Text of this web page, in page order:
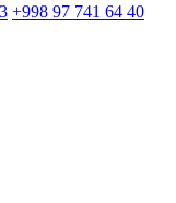
+998 97 741 64 40